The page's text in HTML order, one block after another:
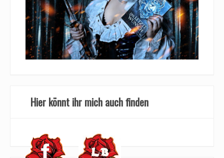
Hier könnt ihr mich auch finden